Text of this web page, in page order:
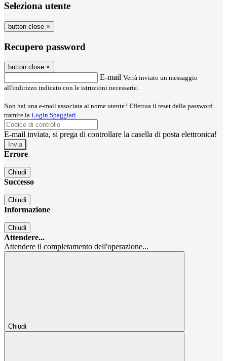
Seleziona utente
button close ×
Recupero password
button close ×
E-mail Verrà inviato un messaggio
all'indirizzo indicato con le istruzioni necessarie.
Non hai una e-mail associata al nome utente? Effettua il reset della password
tramite la Login Spaggiari
E-mail inviata, si prega di controllare la casella di posta elettronica!
Errore
Chiudi
Successo
Chiudi
Informazione
Chiudi
Attendere...
Attendere il completamento dell'operazione...
Chiudi